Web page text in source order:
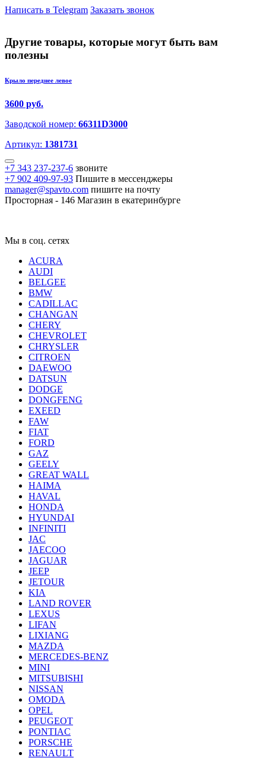
Написать в Telegram Заказать звонок
Другие товары, которые могут быть вам
полезны
Крыло переднее левое
3600 руб.
Заводской номер: 66311D3000
Артикул: 1381731
+7 343 237-237-6 звоните
+7 902 409-97-93 Пишите в мессенджеры
manager@spavto.com пишите на почту
Просторная - 146 Магазин в екатеринбурге
Мы в соц. сетях
ACURA
AUDI
BELGEE
BMW
CADILLAC
CHANGAN
CHERY
CHEVROLET
CHRYSLER
CITROEN
DAEWOO
DATSUN
DODGE
DONGFENG
EXEED
FAW
FIAT
FORD
GAZ
GEELY
GREAT WALL
HAIMA
HAVAL
HONDA
HYUNDAI
INFINITI
JAC
JAECOO
JAGUAR
JEEP
JETOUR
KIA
LAND ROVER
LEXUS
LIFAN
LIXIANG
MAZDA
MERCEDES-BENZ
MINI
MITSUBISHI
NISSAN
OMODA
OPEL
PEUGEOT
PONTIAC
PORSCHE
RENAULT